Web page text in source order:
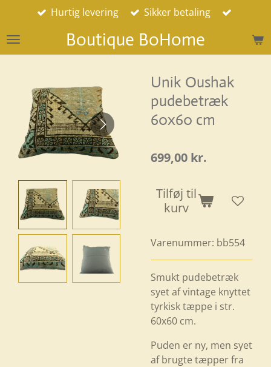
hovedindholdBoutique BoHome
Hurtig levering Sikker betaling
Unik Oushak
pudebetræk
60x60 cm
699,00 kr.
Tilføj til
kurv
Varenummer: bb554
Smukt pudebetræk
syet af vintage knyttet
tyrkisk tæppe i str.
60x60 cm.
Puden er ny, men syet
af brugte tæpper fra